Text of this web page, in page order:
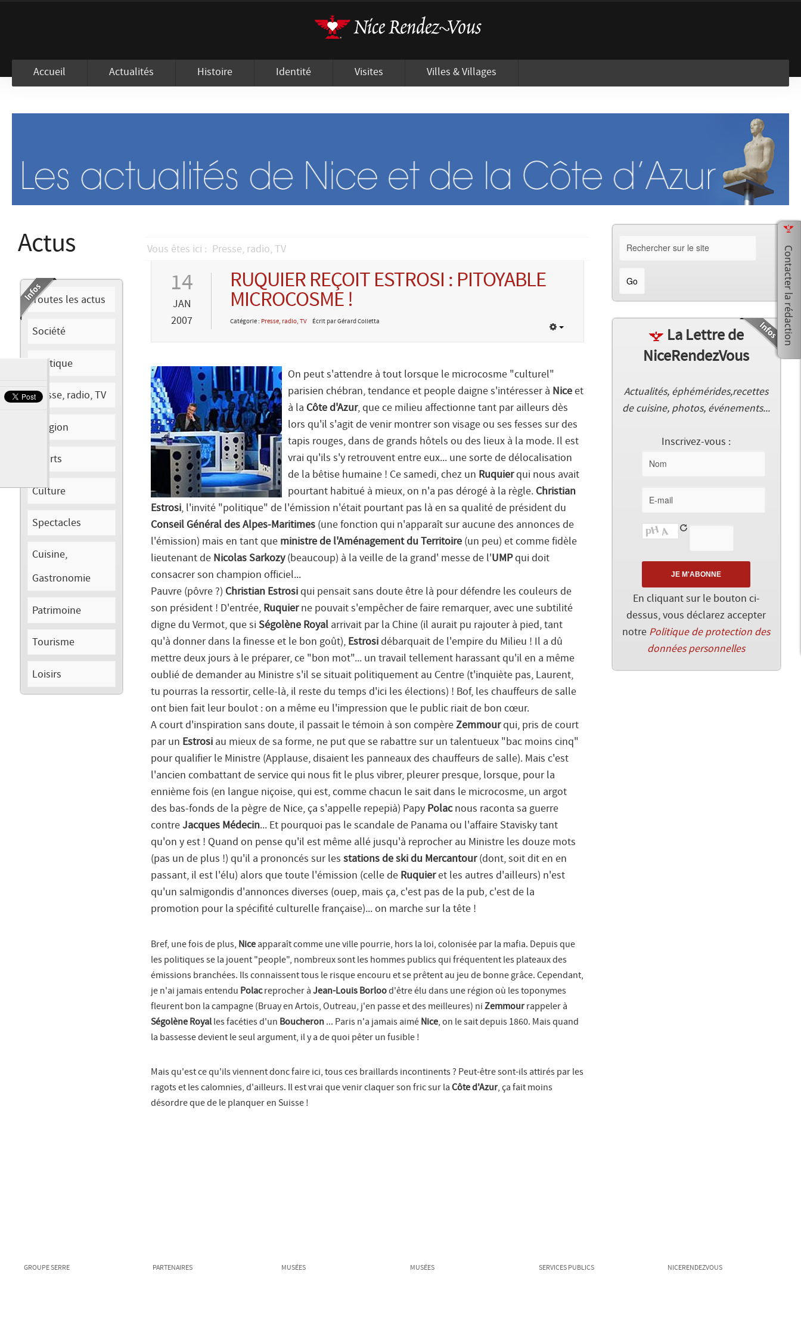
Accueil Actualités Histoire Identité Visites Villes & Villages
Actus
Toutes les actus
Société
Politique
Presse, radio, TV
Religion
Sports
Culture
Spectacles
Cuisine,
Gastronomie
Patrimoine
Tourisme
Loisirs
Vous êtes ici : Presse, radio, TV
14
JAN
2007
RUQUIER REÇOIT ESTROSI : PITOYABLE
MICROCOSME !
Catégorie : Presse, radio, TV Écrit par Gérard Colletta
On peut s'attendre à tout lorsque le microcosme "culturel"
parisien chébran, tendance et people daigne s'intéresser à Nice et
à la Côte d'Azur, que ce milieu affectionne tant par ailleurs dès
lors qu'il s'agit de venir montrer son visage ou ses fesses sur des
tapis rouges, dans de grands hôtels ou des lieux à la mode. Il est
vrai qu'ils s'y retrouvent entre eux... une sorte de délocalisation
de la bêtise humaine ! Ce samedi, chez un Ruquierqui nous avait
pourtant habitué à mieux, on n'a pas dérogé à la règle. Christian
Estrosi, l'invité "politique" de l'émission n'était pourtant pas là en sa qualité de président du
Conseil Général des Alpes-Maritimes (une fonction qui n'apparaît sur aucune des annonces de
l'émission) mais en tant que ministre de l'Aménagement du Territoire (un peu) et comme fidèle
lieutenant de Nicolas Sarkozy(beaucoup) à la veille de la grand' messe de l'UMPqui doit
consacrer son champion officiel...
Pauvre (pôvre ?) Christian Estrosi qui pensait sans doute être là pour défendre les couleurs de
son président ! D'entrée, Ruquierne pouvait s'empêcher de faire remarquer, avec une subtilité
digne du Vermot, que si Ségolène Royal arrivait par la Chine (il aurait pu rajouter à pied, tant
qu'à donner dans la finesse et le bon goût), Estrosi débarquait de l'empire du Milieu ! Il a dû
mettre deux jours à le préparer, ce "bon mot"... un travail tellement harassant qu'il en a même
oublié de demander au Ministre s'il se situait politiquement au Centre (t'inquiète pas, Laurent,
tu pourras la ressortir, celle-là, il reste du temps d'ici les élections) ! Bof, les chauffeurs de salle
ont bien fait leur boulot : on a même eu l'impression que le public riait de bon cœur.
A court d'inspiration sans doute, il passait le témoin à son compère Zemmourqui, pris de court
par un Estrosi au mieux de sa forme, ne put que se rabattre sur un talentueux "bac moins cinq"
pour qualifier le Ministre (Applause, disaient les panneaux des chauffeurs de salle). Mais c'est
l'ancien combattant de service qui nous fit le plus vibrer, pleurer presque, lorsque, pour la
ennième fois (en langue niçoise, qui est, comme chacun le sait dans le microcosme, un argot
des bas-fonds de la pègre de Nice, ça s'appelle repepià) Papy Polacnous raconta sa guerre
contre Jacques Médecin... Et pourquoi pas le scandale de Panama ou l'affaire Stavisky tant
qu'on y est ! Quand on pense qu'il est même allé jusqu'à reprocher au Ministre les douze mots
(pas un de plus !) qu'il a prononcés sur les stations de ski du Mercantour(dont, soit dit en en
passant, il est l'élu) alors que toute l'émission (celle de Ruquieret les autres d'ailleurs) n'est
qu'un salmigondis d'annonces diverses (ouep, mais ça, c'est pas de la pub, c'est de la
promotion pour la spécifité culturelle française)... on marche sur la tête !
Bref, une fois de plus, Nice apparaît comme une ville pourrie, hors la loi, colonisée par la mafia. Depuis que
les politiques se la jouent "people", nombreux sont les hommes publics qui fréquentent les plateaux des
émissions branchées. Ils connaissent tous le risque encouru et se prêtent au jeu de bonne grâce. Cependant,
je n'ai jamais entendu Polacreprocher à Jean-Louis Borlood'être élu dans une région où les toponymes
fleurent bon la campagne (Bruay en Artois, Outreau, j'en passe et des meilleures) ni Zemmourrappeler à
Ségolène Royal les facéties d'un Boucheron ... Paris n'a jamais aimé Nice, on le sait depuis 1860. Mais quand
la bassesse devient le seul argument, il y a de quoi pêter un fusible !
Mais qu'est ce qu'ils viennent donc faire ici, tous ces braillards incontinents ? Peut-être sont-ils attirés par les
ragots et les calomnies, d'ailleurs. Il est vrai que venir claquer son fric sur la Côte d'Azur, ça fait moins
désordre que de le planquer en Suisse !
La Lettre de
NiceRendezVous
Actualités, éphémérides,recettes
de cuisine, photos, événements...
Inscrivez-vous :
En cliquant sur le bouton ci-
dessus, vous déclarez accepter
notre Politique de protection des
données personnelles
GROUPE SERRE PARTENAIRES MUSÉES MUSÉES SERVICES PUBLICS NICERENDEZVOUS